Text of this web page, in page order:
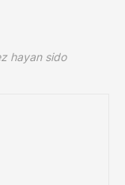
hayan sido